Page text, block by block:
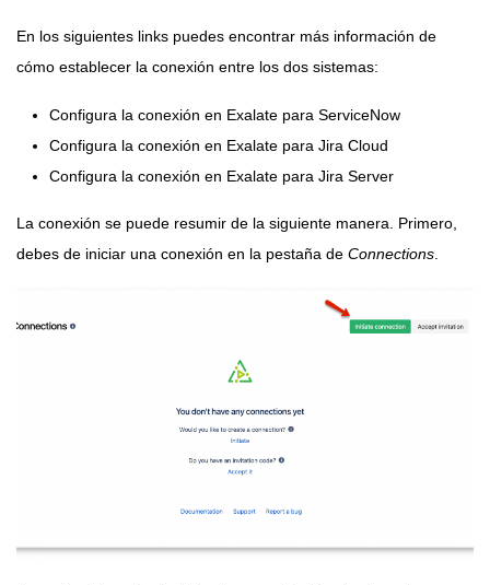
En los siguientes links puedes encontrar más información de
cómo establecer la conexión entre los dos sistemas:
Configura la conexión en Exalate para ServiceNow
Configura la conexión en Exalate para Jira Cloud
Configura la conexión en Exalate para Jira Server
La conexión se puede resumir de la siguiente manera. Primero,
debes de iniciar una conexión en la pestaña de Connections